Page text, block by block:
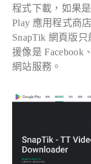
程式下載，如果
Play 應用程式商
SnapTik 網頁版
援像是 Facebook
網站服務。